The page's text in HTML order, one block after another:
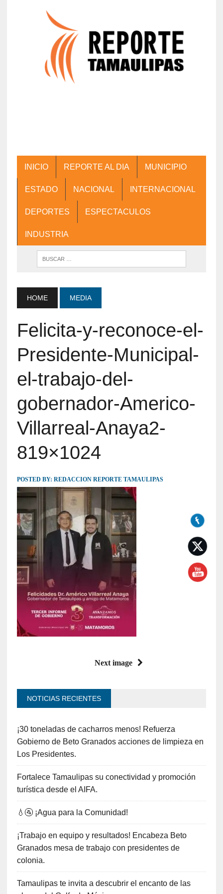
INICIO REPORTE AL DIA MUNICIPIO
ESTADO NACIONAL INTERNACIONAL
DEPORTES ESPECTACULOS
INDUSTRIA
HOME MEDIA
Felicita-y-reconoce-el-
Presidente-Municipal-
el-trabajo-del-
gobernador-Americo-
Villarreal-Anaya2-
819×1024
POSTED BY: REDACCION REPORTE TAMAULIPAS
Next image
NOTICIAS RECIENTES
¡30 toneladas de cacharros menos! Refuerza
Gobierno de Beto Granados acciones de limpieza en
Los Presidentes.
Fortalece Tamaulipas su conectividad y promoción
turística desde el AIFA.
💧🚰 ¡Agua para la Comunidad!
¡Trabajo en equipo y resultados! Encabeza Beto
Granados mesa de trabajo con presidentes de
colonia.
Tamaulipas te invita a descubrir el encanto de las